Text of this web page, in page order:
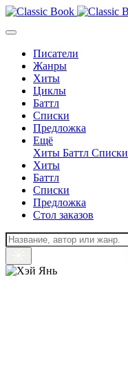
Писатели
Жанры
Хиты
Циклы
Баттл
Списки
Предложка
Ещё
Хиты Баттл Списки
Хиты
Баттл
Списки
Предложка
Стол заказов